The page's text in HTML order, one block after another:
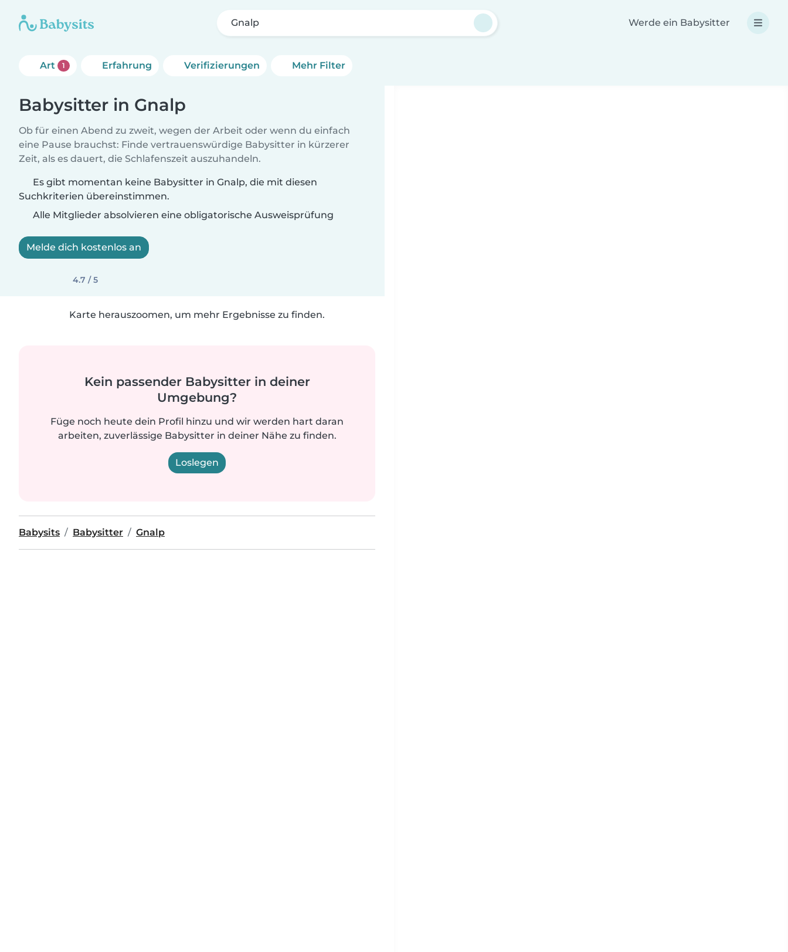
Gnalp Werde ein Babysitter
Art 1 Erfahrung Verifizierungen Mehr Filter
Babysitter in Gnalp
Ob für einen Abend zu zweit, wegen der Arbeit oder wenn du einfach
eine Pause brauchst: Finde vertrauenswürdige Babysitter in kürzerer
Zeit, als es dauert, die Schlafenszeit auszuhandeln.
Es gibt momentan keine Babysitter in Gnalp, die mit diesen
Suchkriterien übereinstimmen.
Alle Mitglieder absolvieren eine obligatorische Ausweisprüfung
Melde dich kostenlos an
4.7 / 5
Karte herauszoomen, um mehr Ergebnisse zu finden.
Kein passender Babysitter in deiner
Umgebung?
Füge noch heute dein Profil hinzu und wir werden hart daran
arbeiten, zuverlässige Babysitter in deiner Nähe zu finden.
Loslegen
Babysits Babysitter Gnalp